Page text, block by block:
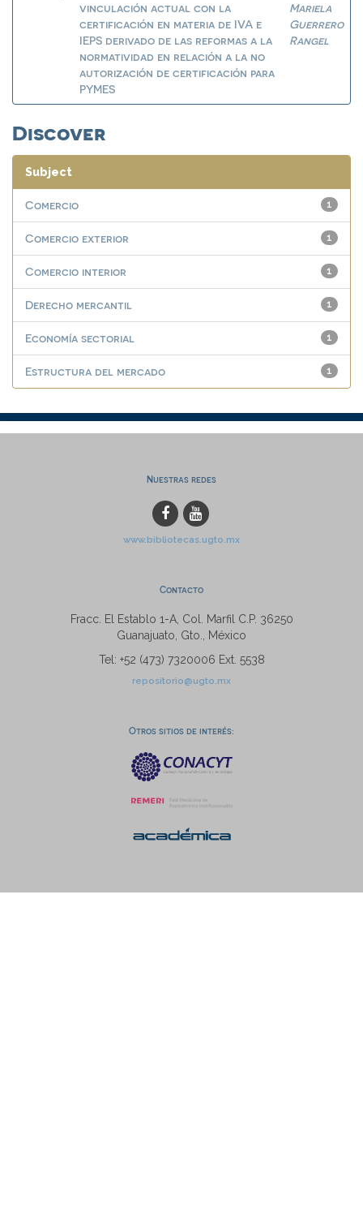
vinculación actual con la
certificación en materia de IVA e
IEPS derivado de las reformas a la
normatividad en relación a la no
autorización de certificación para
PYMES
Mariela
Guerrero
Rangel
Discover
Subject
1
Comercio
1
Comercio exterior
1
Comercio interior
1
Derecho mercantil
1
Economía sectorial
1
Estructura del mercado
Nuestras redes
www.bibliotecas.ugto.mx
Contacto
Fracc. El Establo 1-A, Col. Marfil C.P. 36250
Guanajuato, Gto., México
Tel: +52 (473) 7320006 Ext. 5538
repositorio@ugto.mx
Otros sitios de interés: